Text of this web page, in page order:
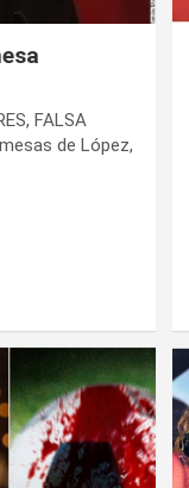
FALSA
de López,